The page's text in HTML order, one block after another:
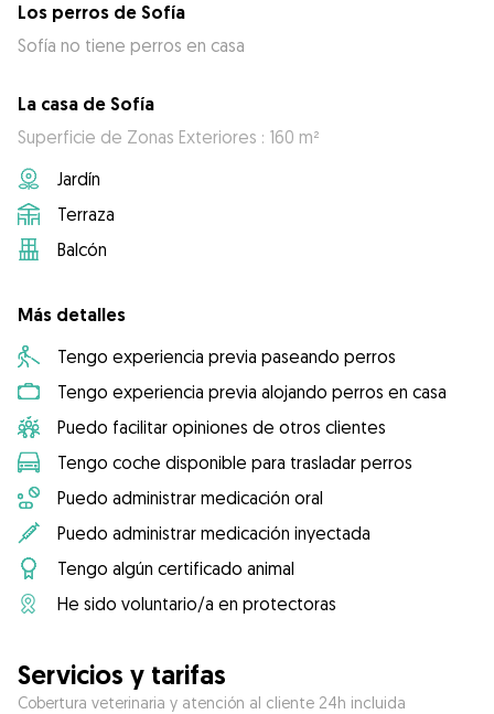
Los perros de Sofía
Sofía no tiene perros en casa
La casa de Sofía
Superficie de Zonas Exteriores : 160 m²
Jardín
Terraza
Balcón
Más detalles
Tengo experiencia previa paseando perros
Tengo experiencia previa alojando perros en casa
Puedo facilitar opiniones de otros clientes
Tengo coche disponible para trasladar perros
Puedo administrar medicación oral
Puedo administrar medicación inyectada
Tengo algún certificado animal
He sido voluntario/a en protectoras
Servicios y tarifas
Cobertura veterinaria y atención al cliente 24h incluida